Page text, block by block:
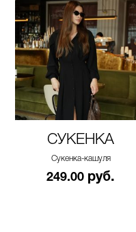
СУКЕНКА
Сукенка-кашуля
249.00 руб.